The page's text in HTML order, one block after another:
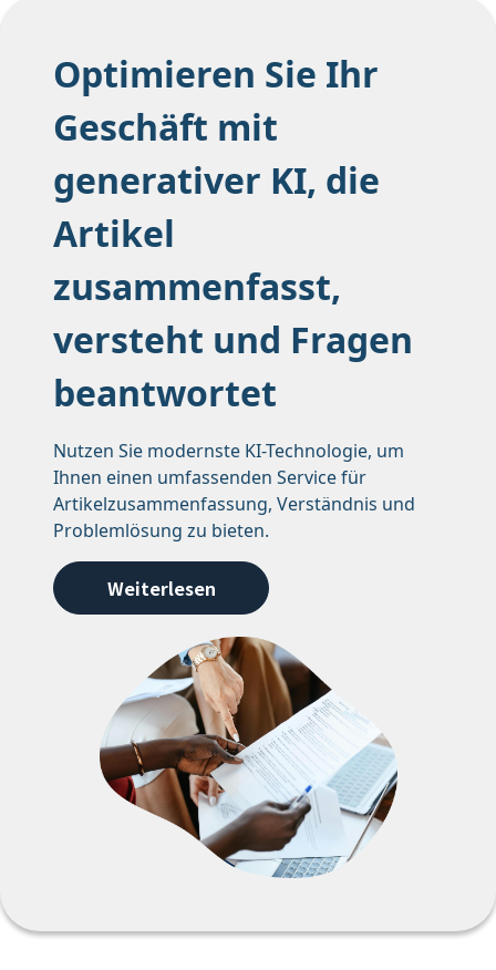
Optimieren Sie Ihr
Geschäft mit
generativer KI, die
Artikel
zusammenfasst,
versteht und Fragen
beantwortet
Nutzen Sie modernste KI-Technologie, um
Ihnen einen umfassenden Service für
Artikelzusammenfassung, Verständnis und
Problemlösung zu bieten.
Weiterlesen